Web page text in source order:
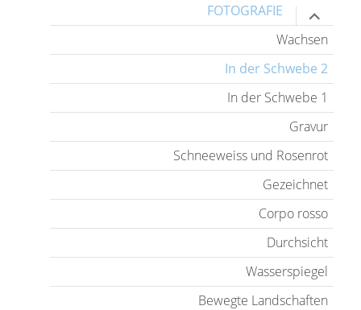
FOTOGRAFIE
Wachsen
In der Schwebe 2
In der Schwebe 1
Gravur
Schneeweiss und Rosenrot
Gezeichnet
Corpo rosso
Durchsicht
Wasserspiegel
Bewegte Landschaften